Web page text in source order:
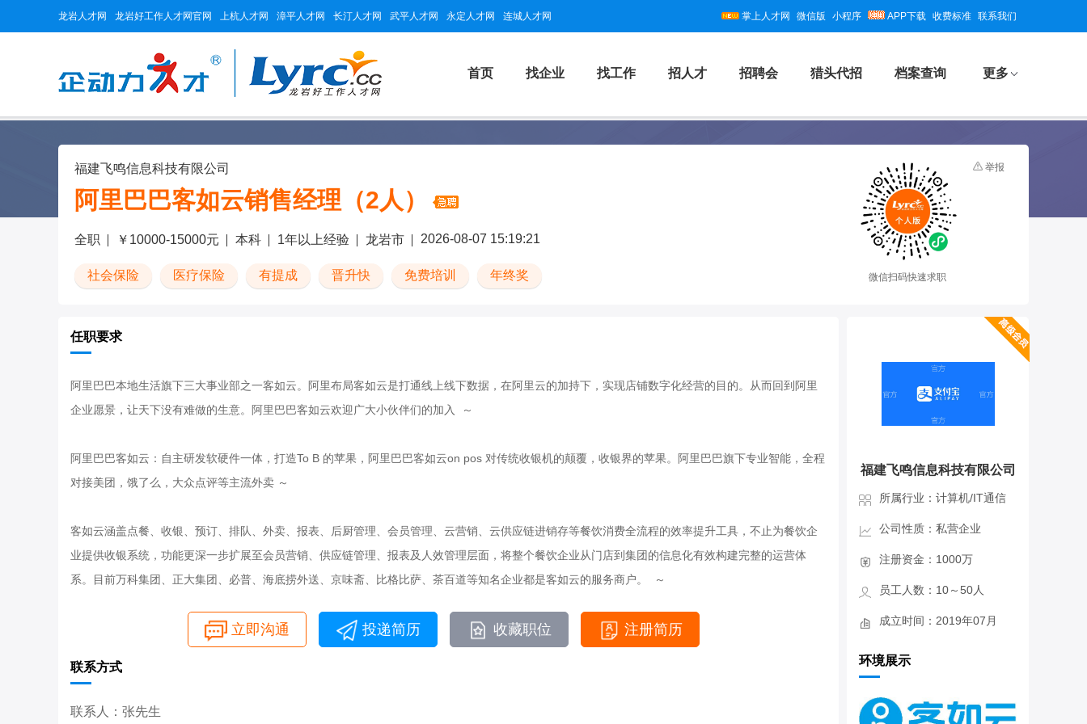
龙岩人才网 龙岩好工作人才网官网 上杭人才网 漳平人才网 长汀人才网 武平人才网 永定人才网 连城人才网 掌上人才网 微信版 小程序 APP下载 收费标准 联系我们
首页 找企业 找工作 招人才 招聘会 猎头代招 档案查询 更多
福建飞鸣信息科技有限公司
阿里巴巴客如云销售经理（2人）
全职 ￥10000-15000元 本科 1年以上经验 龙岩市 2026-08-07 15:19:21
社会保险 医疗保险 有提成 晋升快 免费培训 年终奖 微信扫码快速求职
举报
任职要求
阿里巴巴本地生活旗下三大事业部之一客如云。阿里布局客如云是打通线上线下数据，在阿里云的加持下，实现店铺数字化经营的目的。从而回到阿里
企业愿景，让天下没有难做的生意。阿里巴巴客如云欢迎广大小伙伴们的加入 ～
阿里巴巴客如云：自主研发软硬件一体，打造To B 的苹果，阿里巴巴客如云on pos 对传统收银机的颠覆，收银界的苹果。阿里巴巴旗下专业智能，全程
对接美团，饿了么，大众点评等主流外卖 ～
客如云涵盖点餐、收银、预订、排队、外卖、报表、后厨管理、会员管理、云营销、云供应链进销存等餐饮消费全流程的效率提升工具，不止为餐饮企
业提供收银系统，功能更深一步扩展至会员营销、供应链管理、报表及人效管理层面，将整个餐饮企业从门店到集团的信息化有效构建完整的运营体
系。目前万科集团、正大集团、必普、海底捞外送、京味斋、比格比萨、茶百道等知名企业都是客如云的服务商户。 ～
立即沟通 投递简历 收藏职位 注册简历
联系方式
联系人：张先生
福建飞鸣信息科技有限公司
所属行业：计算机/IT通信
公司性质：私营企业
注册资金：1000万
员工人数：10～50人
成立时间：2019年07月
环境展示